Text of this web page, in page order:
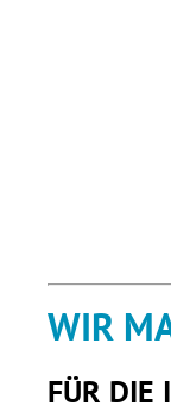
WIR
FÜR DIE